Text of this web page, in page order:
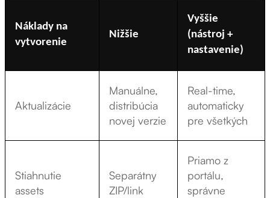
Náklady na
vytvorenie
Nižšie
Vyššie
(nástroj +
nastavenie)
Aktualizácie
Manuálne,
distribúcia
novej verzie
Real-time,
automaticky
pre všetkých
Stiahnutie
assets
Separátny
ZIP/link
Priamo z
portálu,
správne